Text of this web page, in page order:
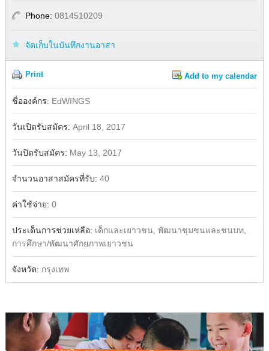
Phone: 0814510209
จัดเก็บในบันทึกงานอาสา
Print Add to my calendar
Facebook
ชื่อองค์กร: EdWINGS
วันเปิดรับสมัคร: April 18, 2017
วันปิดรับสมัคร: May 13, 2017
จำนวนอาสาสมัครที่รับ: 40
ค่าใช้จ่าย: 0
ประเด็นการช่วยเหลือ: เด็กและเยาวชน, พัฒนาชุมชนและชนบท,
การศึกษา/พัฒนาศักยภาพเยาวชน
จังหวัด: กรุงเทพ